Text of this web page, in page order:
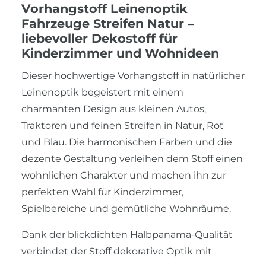
Vorhangstoff Leinenoptik
Fahrzeuge Streifen Natur –
liebevoller Dekostoff für
Kinderzimmer und Wohnideen
Dieser hochwertige Vorhangstoff in natürlicher
Leinenoptik begeistert mit einem
charmanten Design aus kleinen Autos,
Traktoren und feinen Streifen in Natur, Rot
und Blau. Die harmonischen Farben und die
dezente Gestaltung verleihen dem Stoff einen
wohnlichen Charakter und machen ihn zur
perfekten Wahl für Kinderzimmer,
Spielbereiche und gemütliche Wohnräume.
Dank der blickdichten Halbpanama-Qualität
verbindet der Stoff dekorative Optik mit